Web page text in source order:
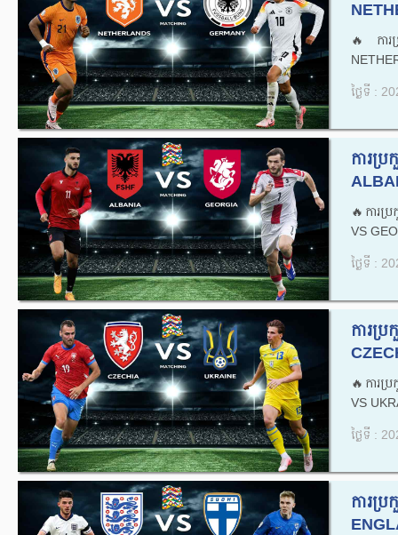
🔥កា
ថ្ងៃទី :
ការប្
🔥ការប្
VS
ថ្ងៃទី :
ការប្
🔥ការប្
VS
ថ្ងៃទី :
ការប្